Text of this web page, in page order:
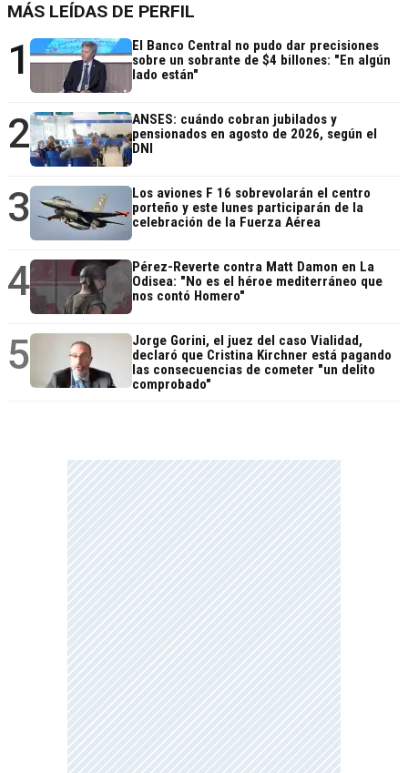
MÁS LEÍDAS DE PERFIL
1
El Banco Central no pudo dar precisiones
sobre un sobrante de $4 billones: "En algún
lado están"
2
ANSES: cuándo cobran jubilados y
pensionados en agosto de 2026, según el
DNI
3
Los aviones F 16 sobrevolarán el centro
porteño y este lunes participarán de la
celebración de la Fuerza Aérea
4
Pérez-Reverte contra Matt Damon en La
Odisea: "No es el héroe mediterráneo que
nos contó Homero"
5
Jorge Gorini, el juez del caso Vialidad,
declaró que Cristina Kirchner está pagando
las consecuencias de cometer "un delito
comprobado"